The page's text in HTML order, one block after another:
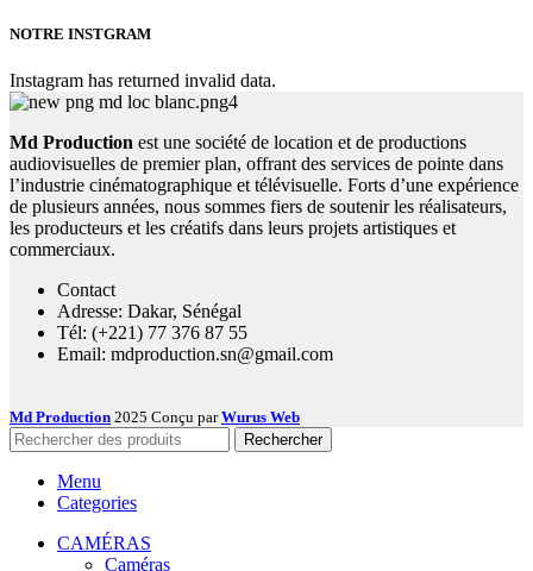
NOTRE INSTGRAM
Instagram has returned invalid data.
Md Production est une société de location et de productions
audiovisuelles de premier plan, offrant des services de pointe dans
l’industrie cinématographique et télévisuelle. Forts d’une expérience
de plusieurs années, nous sommes fiers de soutenir les réalisateurs,
les producteurs et les créatifs dans leurs projets artistiques et
commerciaux.
Contact
Adresse: Dakar, Sénégal
Tél: (+221) 77 376 87 55
Email: mdproduction.sn@gmail.com
Md Production 2025 Conçu parWurus Web
Rechercher
Menu
Categories
CAMÉRAS
Caméras